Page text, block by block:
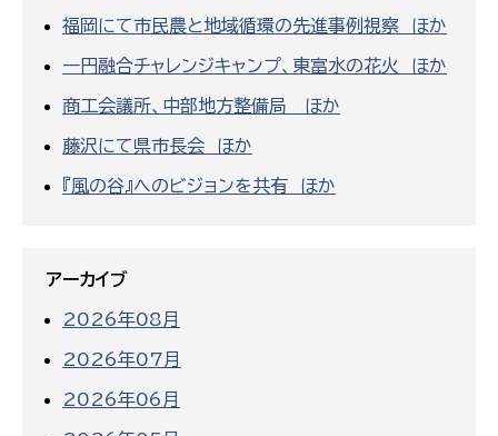
福岡にて市民農と地域循環の先進事例視察 ほか
一円融合チャレンジキャンプ、東富水の花火 ほか
商工会議所、中部地方整備局 ほか
藤沢にて県市長会 ほか
『風の谷』へのビジョンを共有 ほか
アーカイブ
2026年08月
2026年07月
2026年06月